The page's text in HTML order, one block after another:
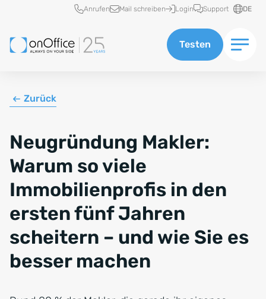
Schnellzugriff
Anrufen Mail schreiben Login Support DE
Testen
Zurück
Neugründung Makler:
Warum so viele
Immobilienprofis in den
ersten fünf Jahren
scheitern – und wie Sie es
besser machen